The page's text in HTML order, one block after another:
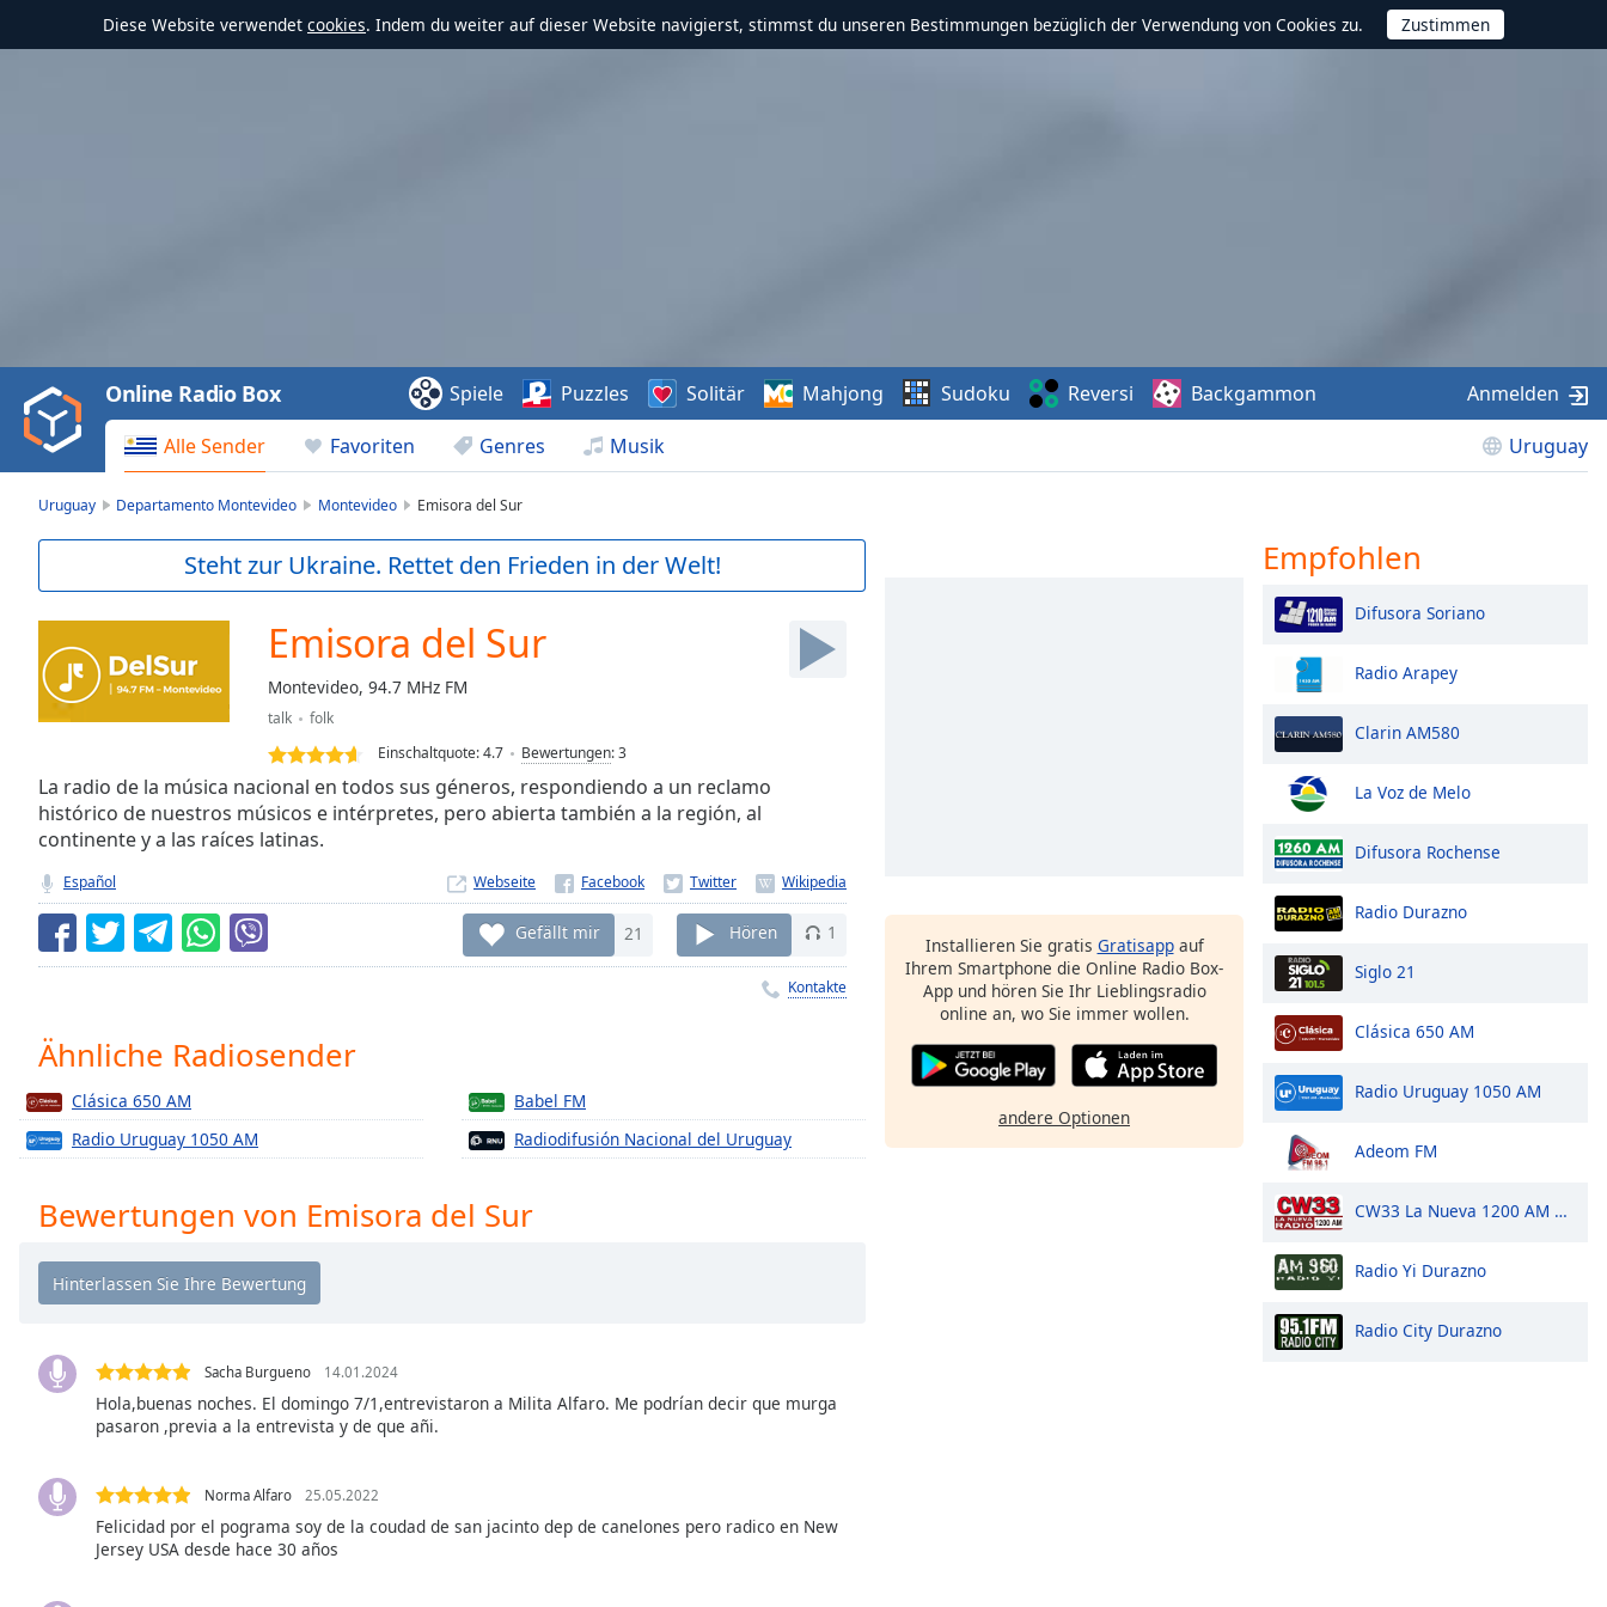
Diese Website verwendet cookies. Indem du weiter auf dieser Website navigierst, stimmst du unseren Bestimmungen bezüglich der Verwendung von Cookies zu.
Video
Play
Backward
Skip
Current
Duration-:-
Loaded:
0.00%
Stream
Seek to
currently
behind
Remaining
Time-
Chapters
descriptions
selected
subtitles
settings,
opens
subtitles
dialog
subtitles
Alle Sender Favoriten Genres Musik Uruguay
Online Radio Box Spiele Puzzles Solitär Mahjong Sudoku Reversi Backgammon Anmelden
Uruguay Departamento Montevideo Montevideo Emisora del Sur
Steht zur Ukraine. Rettet den Frieden in der Welt!
Emisora del Sur
Montevideo, 94.7 MHz FM
talk
folk
Einschaltquote:4.7 Bewertungen:3
La radio de la música nacional en todos sus géneros, respondiendo a un reclamo
histórico de nuestros músicos e intérpretes, pero abierta también a la región, al
continente y a las raíces latinas.
Español Webseite
Gefällt mir 21 Hören 1
Kontakte
Ähnliche Radiosender
Clásica 650 AM
Radio Uruguay 1050 AM
Babel FM
Radiodifusión Nacional del Uruguay
Bewertungen von Emisora del Sur
Sacha Burgueno 14.01.2024
Hola,buenas noches. El domingo 7/1,entrevistaron a Milita Alfaro. Me podrían decir que murga
pasaron ,previa a la entrevista y de que añi.
Norma Alfaro 25.05.2022
Felicidad por el pograma soy de la coudad de san jacinto dep de canelones pero radico en New
Jersey USA desde hace 30 años
Installieren Sie gratis Gratisappauf
Ihrem Smartphone die Online Radio Box-
App und hören Sie Ihr Lieblingsradio
online an, wo Sie immer wollen.
andere Optionen
Empfohlen
Difusora Soriano
Radio Arapey
Clarin AM580
La Voz de Melo
Difusora Rochense
Radio Durazno
Siglo 21
Clásica 650 AM
Radio Uruguay 1050 AM
Adeom FM
CW33 La Nueva 1200 AM Radio Florida
Radio Yi Durazno
Radio City Durazno